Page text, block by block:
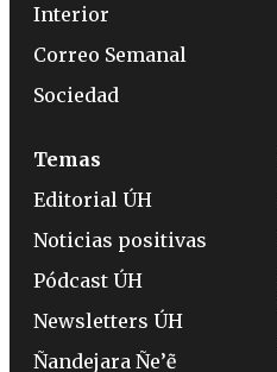
Interior
Correo Semanal
Sociedad
Temas
Editorial ÚH
Noticias positivas
Pódcast ÚH
Newsletters ÚH
Ñandejara Ñe’ẽ